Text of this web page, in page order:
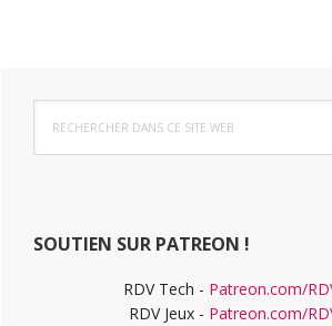
Barre
latérale
dans
ce
SOUTIEN SUR PATREON !
RDV Tech - Patreon.com/
RDV Jeux - Patreon.com/